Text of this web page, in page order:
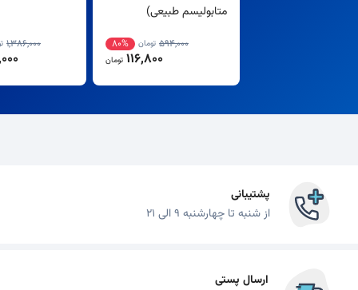
متابولیسم طبیعی)
594,000 تومان 80%
116,800 تومان
1,386,000
پشتیبانی
از شنبه تا چهارشنبه 9 الی 21
ارسال پستی